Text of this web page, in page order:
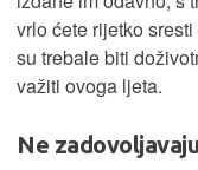
vrlo ćete rijetko
su trebale biti
važiti ovoga ljeta.
Ne